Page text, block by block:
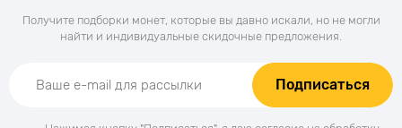
Получите подборки монет, которые вы давно искали, но не могли
найти и индивидуальные скидочные предложения.
Подписаться